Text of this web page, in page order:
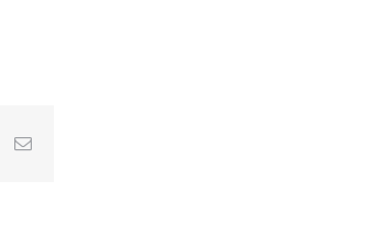
WhatsApp
Correo